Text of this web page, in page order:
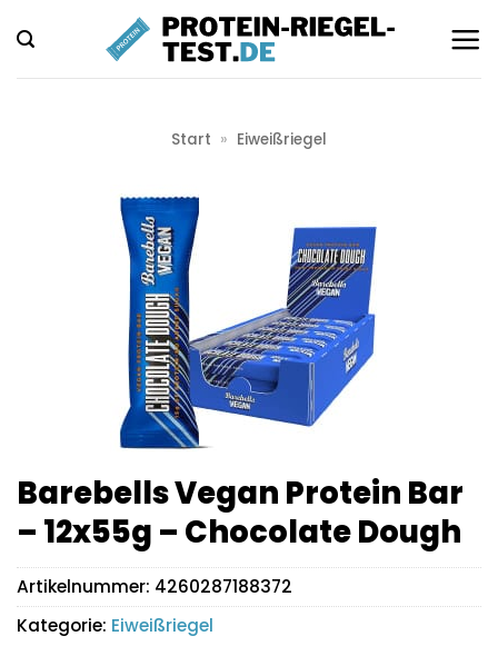
Inhalt
springen
Start » Eiweißriegel
Barebells Vegan Protein Bar
– 12x55g – Chocolate Dough
Artikelnummer: 4260287188372
Kategorie: Eiweißriegel